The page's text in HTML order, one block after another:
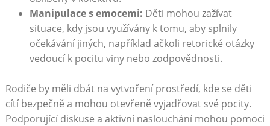
Manipulace s emocemi: Děti mohou zažívat
situace, kdy jsou využívány k tomu, aby splnily
očekávání jiných, například ačkoli retorické otázky
vedoucí k pocitu viny nebo zodpovědnosti.
Rodiče by měli dbát na vytvoření prostředí, kde se děti
cítí bezpečně a mohou otevřeně vyjadřovat své pocity.
Podporující diskuse a aktivní naslouchání mohou pomoci